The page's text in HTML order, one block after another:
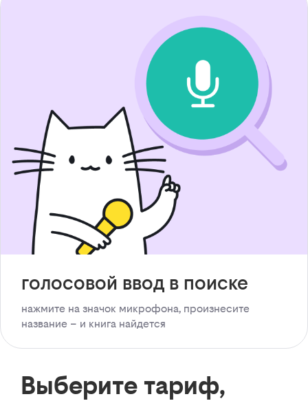
голосовой ввод в поиске
нажмите на значок микрофона, произнесите
название – и книга найдется
Выберите тариф,